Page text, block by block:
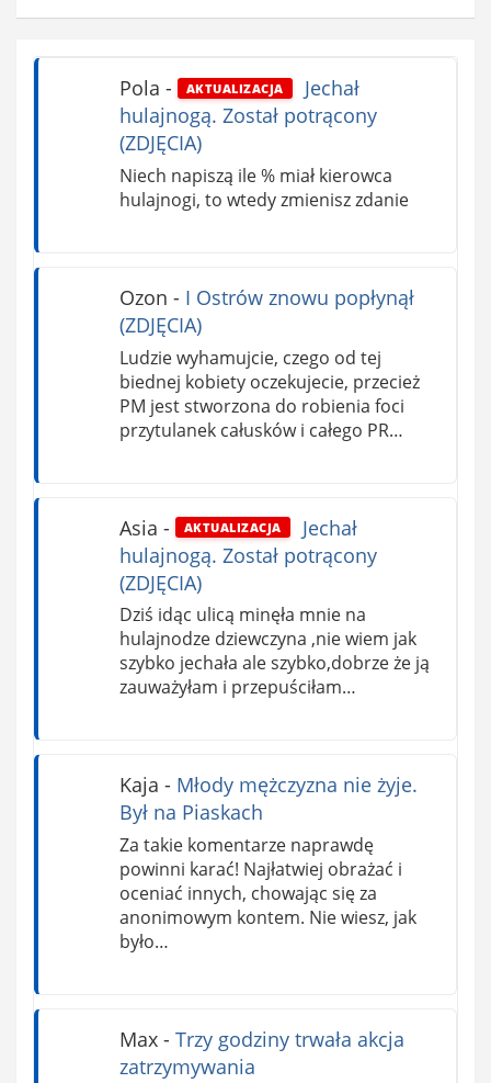
Pola - AKTUALIZACJA
Jechał
hulajnogą. Został potrącony
(ZDJĘCIA)
Niech napiszą ile % miał kierowca
hulajnogi, to wtedy zmienisz zdanie
Ozon - I Ostrów znowu popłynął
(ZDJĘCIA)
Ludzie wyhamujcie, czego od tej
biednej kobiety oczekujecie, przecież
PM jest stworzona do robienia foci
przytulanek całusków i całego PR…
Asia - AKTUALIZACJA
Jechał
hulajnogą. Został potrącony
(ZDJĘCIA)
Dziś idąc ulicą minęła mnie na
hulajnodze dziewczyna ,nie wiem jak
szybko jechała ale szybko,dobrze że ją
zauważyłam i przepuściłam…
Kaja - Młody mężczyzna nie żyje.
Był na Piaskach
Za takie komentarze naprawdę
powinni karać! Najłatwiej obrażać i
oceniać innych, chowając się za
anonimowym kontem. Nie wiesz, jak
było…
Max- Trzy godziny trwała akcja
zatrzymywania